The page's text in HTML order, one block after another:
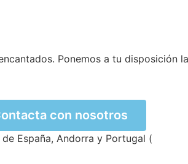
Ponemos a tu disposición
con nosotros
España, Andorra y Portugal (